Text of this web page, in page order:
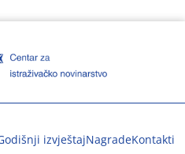
izvještajNagradeKontakti